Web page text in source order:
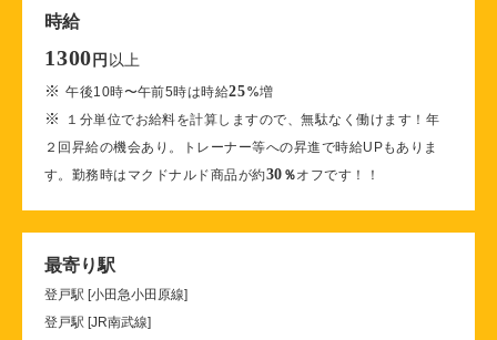
時給
1300 円 以上
※午後10時〜午前5時は時給25%増
※
１分単位でお給料を計算しますので、無駄なく働けます！年
２回昇給の機会あり。トレーナー等への昇進で時給UPもありま
す。勤務時はマクドナルド商品が約30 ％オフです！！
最寄り駅
登戸駅 [小田急小田原線]
登戸駅 [JR南武線]